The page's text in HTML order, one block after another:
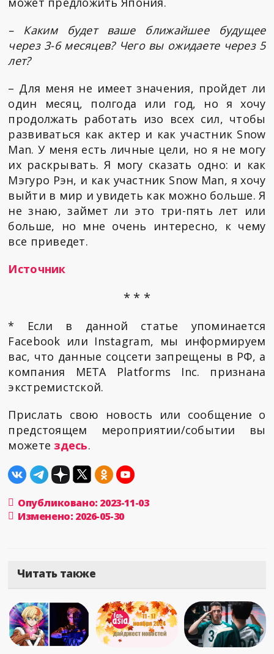
– Каким будет ваше ближайшее будущее
через 3-6 месяцев? Чего вы ожидаете через 5
лет?
– Для меня не имеет значения, пройдет ли
один месяц, полгода или год, но я хочу
продолжать работать изо всех сил, чтобы
развиваться как актер и как участник Snow
Man. У меня есть личные цели, но я не могу
их раскрывать. Я могу сказать одно: и как
Мэгуро Рэн, и как участник Snow Man, я хочу
выйти в мир и увидеть как можно больше. Я
не знаю, займет ли это три-пять лет или
больше, но мне очень интересно, к чему
все приведет.
Источник
* * *
* Если в данной статье упоминается
Facebook или Instagram, мы информируем
вас, что данные соцсети запрещены в РФ, а
компания META Platforms Inc. признана
экстремистской.
Прислать свою новость или сообщение о
предстоящем мероприятии/событии вы
можете здесь.
Опубликовано: 2023-11-03
Изменено: 2026-05-30
Читать также